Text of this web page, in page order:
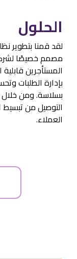
الحلول
مصمم خصيصًا
المستأجرين
بإدارة الطلبات
بسلاسة. ومن
التوصيل من تبسيط
العملاء.